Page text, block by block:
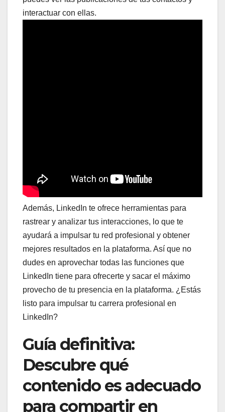
interactuar con ellas.
Además, LinkedIn te ofrece herramientas para
rastrear y analizar tus interacciones, lo que te
ayudará a impulsar tu red profesional y obtener
mejores resultados en la plataforma. Así que no
dudes en aprovechar todas las funciones que
LinkedIn tiene para ofrecerte y sacar el máximo
provecho de tu presencia en la plataforma. ¿Estás
listo para impulsar tu carrera profesional en
LinkedIn?
Guía definitiva:
Descubre qué
contenido es adecuado
para compartir en